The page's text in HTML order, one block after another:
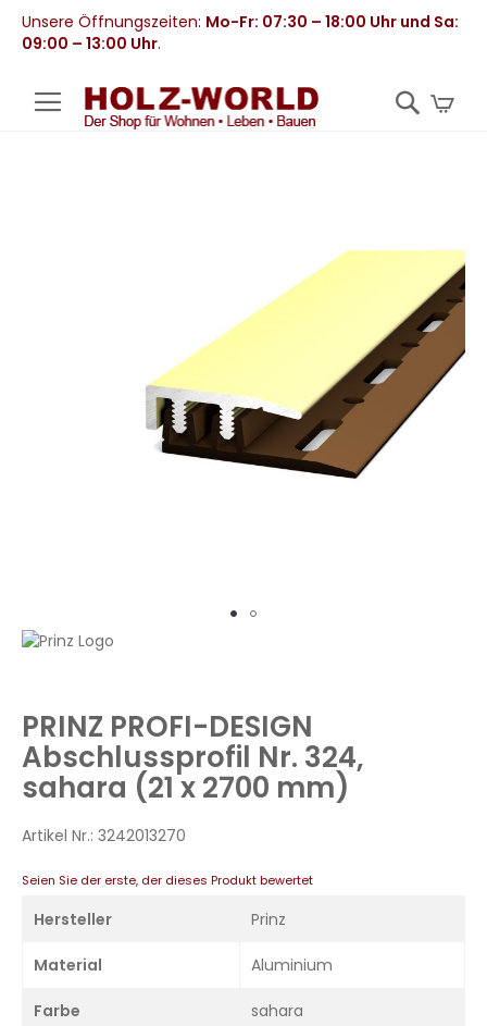
Unsere Öffnungszeiten: Mo-Fr: 07:30 – 18:00 Uhr und Sa:
09:00 – 13:00 Uhr.
Zum
springen
PRINZ PROFI-DESIGN
Abschlussprofil Nr. 324,
sahara (21 x 2700 mm)
Artikel Nr.: 3242013270
Seien Sie der erste, der dieses Produkt bewertet
Hersteller Prinz
Material Aluminium
Farbe sahara